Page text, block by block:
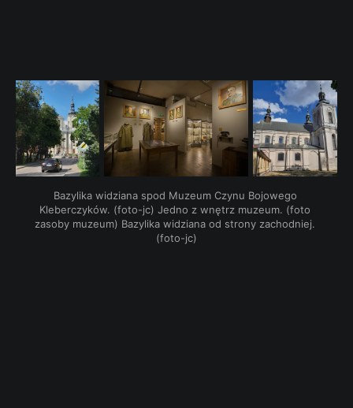
Bazylika widziana spod Muzeum Czynu Bojowego
Kleberczyków. (foto-jc) Jedno z wnętrz muzeum. (foto
zasoby muzeum) Bazylika widziana od strony zachodniej.
(foto-jc)